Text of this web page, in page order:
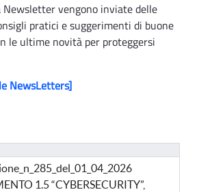
Newsletter vengono inviate delle
pratici e suggerimenti di buone
le ultime novità per proteggersi
NewsLetters]
1.5 “CYBERSECURITY”,